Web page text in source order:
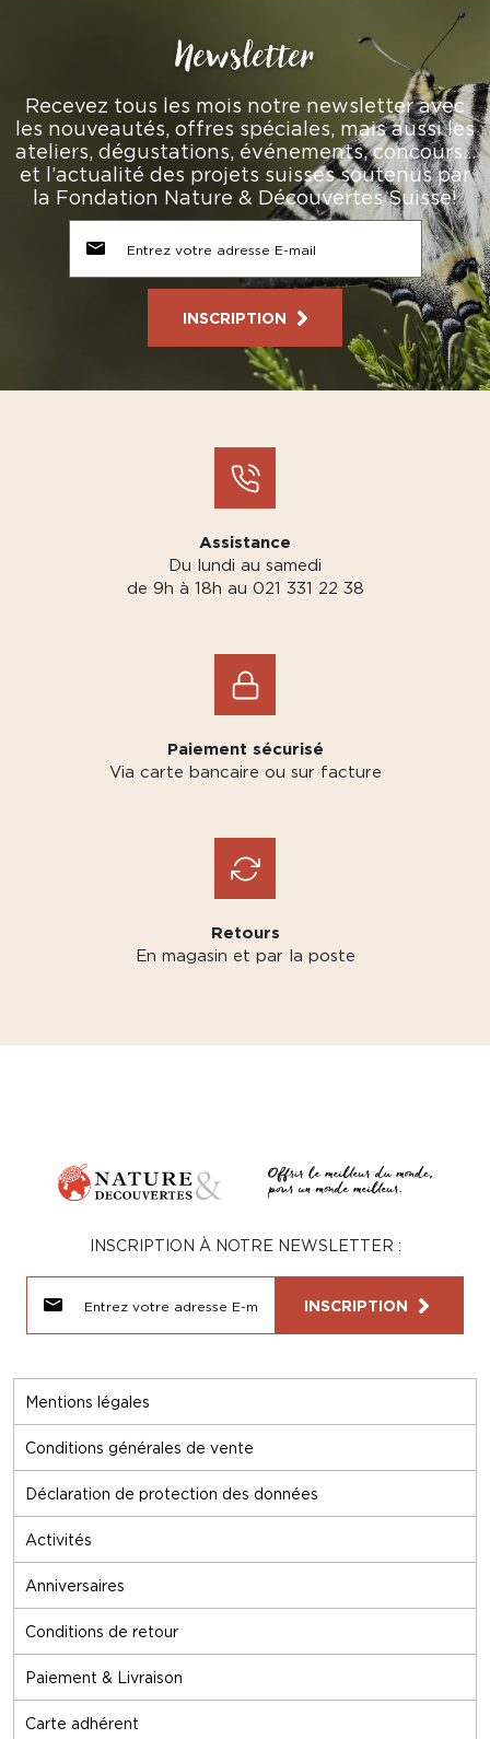
Newsletter
Recevez tous les mois notre newsletter avec
les nouveautés, offres spéciales, mais aussi les
ateliers, dégustations, événements, concours…
et l’actualité des projets suisses soutenus par
la Fondation Nature & Découvertes Suisse!
INSCRIPTION
Assistance
Du lundi au samedi
de 9h à 18h au 021 331 22 38
Paiement sécurisé
Via carte bancaire ou sur facture
Retours
En magasin et par la poste
Mentions légales
Conditions générales de vente
Déclaration de protection des données
Activités
Anniversaires
Conditions de retour
Paiement & Livraison
Carte adhérent
INSCRIPTION À NOTRE NEWSLETTER :
INSCRIPTION